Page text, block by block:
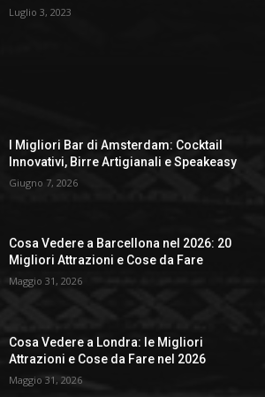
Luglio 3, 2023
I Migliori Bar di Amsterdam: Cocktail
Innovativi, Birre Artigianali e Speakeasy
Giugno 7, 2026
Cosa Vedere a Barcellona nel 2026: 20
Migliori Attrazioni e Cose da Fare
Maggio 31, 2026
Cosa Vedere a Londra: le Migliori
Attrazioni e Cose da Fare nel 2026
Maggio 31, 2026